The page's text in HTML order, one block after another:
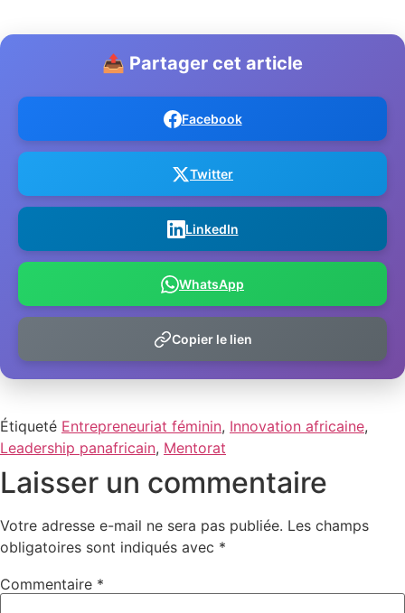
📤 Partager cet article
Facebook
Twitter
LinkedIn
WhatsApp
Copier le lien
Étiqueté Entrepreneuriat féminin, Innovation africaine,
Leadership panafricain, Mentorat
Laisser un commentaire
Votre adresse e-mail ne sera pas publiée. Les champs
obligatoires sont indiqués avec *
Commentaire *